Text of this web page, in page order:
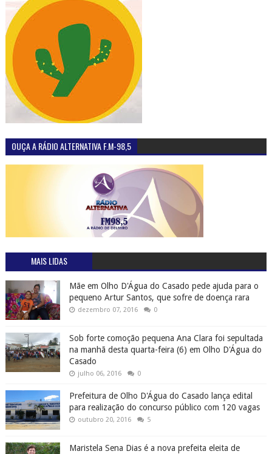
OUÇA A RÁDIO ALTERNATIVA F.M-98,5
MAIS LIDAS
Mãe em Olho D'Água do Casado pede ajuda para o
pequeno Artur Santos, que sofre de doença rara
dezembro 07, 2016 0
Sob forte comoção pequena Ana Clara foi sepultada
na manhã desta quarta-feira (6) em Olho D'Água do
Casado
julho 06, 2016 0
Prefeitura de Olho D'Água do Casado lança edital
para realização do concurso público com 120 vagas
outubro 20, 2016 5
Maristela Sena Dias é a nova prefeita eleita de